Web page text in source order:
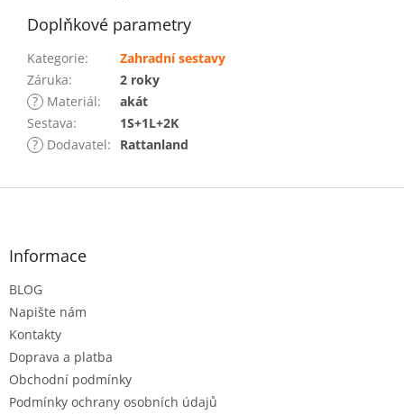
Doplňkové parametry
Kategorie:
Zahradní sestavy
Záruka:
2 roky
? Materiál:
akát
Sestava:
1S+1L+2K
? Dodavatel: Rattanland
Z
Informace
BLOG
Napište nám
Kontakty
Doprava a platba
Obchodní podmínky
Podmínky ochrany osobních údajů